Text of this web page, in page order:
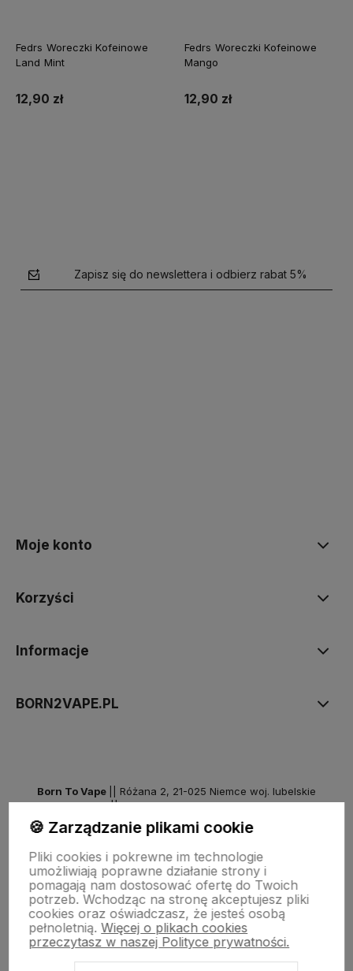
Fedrs Woreczki Kofeinowe
Land Mint
12,90 zł
Fedrs Woreczki Kofeinowe
Mango
12,90 zł
Zapisz się do newslettera i odbierz rabat 5%
Moje konto
Korzyści
Informacje
BORN2VAPE.PL
Born To Vape
|| Różana 2, 21-025 Niemce woj. lubelskie
NIP: 7141861133 || E:kontakt@born2vape.plT:665 744 477
🍪 Zarządzanie plikami cookie
Pliki cookies i pokrewne im technologie
umożliwiają poprawne działanie strony i
pomagają nam dostosować ofertę do Twoich
potrzeb. Wchodząc na stronę akceptujesz pliki
cookies oraz oświadczasz, że jesteś osobą
pełnoletnią. Więcej o plikach cookies
przeczytasz w naszej Polityce prywatności.